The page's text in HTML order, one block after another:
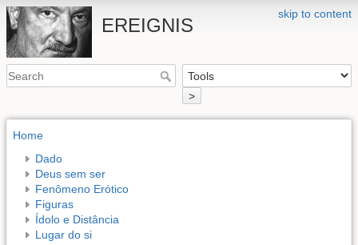
skip to content
EREIGNIS
>
Home
Dado
Deus sem ser
Fenômeno Erótico
Figuras
Ídolo e Distância
Lugar do si